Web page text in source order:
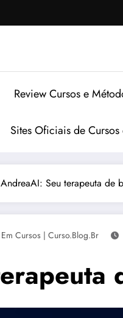
Review Cursos e
Sites Oficiais de
AndreaAI: Seu terapeuta de
Cursos | Curso.blog.br